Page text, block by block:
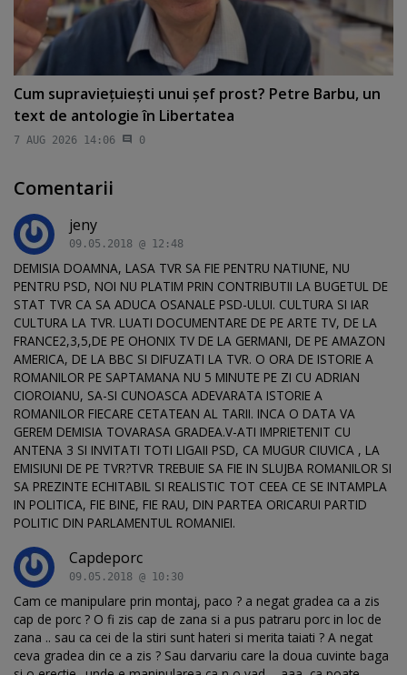
Cum supravieţuieşti unui şef prost? Petre Barbu, un
text de antologie în Libertatea
7 AUG 2026 14:06 0
Comentarii
jeny
09.05.2018 @ 12:48
DEMISIA DOAMNA, LASA TVR SA FIE PENTRU NATIUNE, NU
PENTRU PSD, NOI NU PLATIM PRIN CONTRIBUTII LA BUGETUL DE
STAT TVR CA SA ADUCA OSANALE PSD-ULUI. CULTURA SI IAR
CULTURA LA TVR. LUATI DOCUMENTARE DE PE ARTE TV, DE LA
FRANCE2,3,5,DE PE OHONIX TV DE LA GERMANI, DE PE AMAZON
AMERICA, DE LA BBC SI DIFUZATI LA TVR. O ORA DE ISTORIE A
ROMANILOR PE SAPTAMANA NU 5 MINUTE PE ZI CU ADRIAN
CIOROIANU, SA-SI CUNOASCA ADEVARATA ISTORIE A
ROMANILOR FIECARE CETATEAN AL TARII. INCA O DATA VA
GEREM DEMISIA TOVARASA GRADEA.V-ATI IMPRIETENIT CU
ANTENA 3 SI INVITATI TOTI LIGAII PSD, CA MUGUR CIUVICA , LA
EMISIUNI DE PE TVR?TVR TREBUIE SA FIE IN SLUJBA ROMANILOR SI
SA PREZINTE ECHITABIL SI REALISTIC TOT CEEA CE SE INTAMPLA
IN POLITICA, FIE BINE, FIE RAU, DIN PARTEA ORICARUI PARTID
POLITIC DIN PARLAMENTUL ROMANIEI.
Capdeporc
09.05.2018 @ 10:30
Cam ce manipulare prin montaj, paco ? a negat gradea ca a zis
cap de porc ? O fi zis cap de zana si a pus patraru porc in loc de
zana .. sau ca cei de la stiri sunt hateri si merita taiati ? A negat
ceva gradea din ce a zis ? Sau darvariu care la doua cuvinte baga